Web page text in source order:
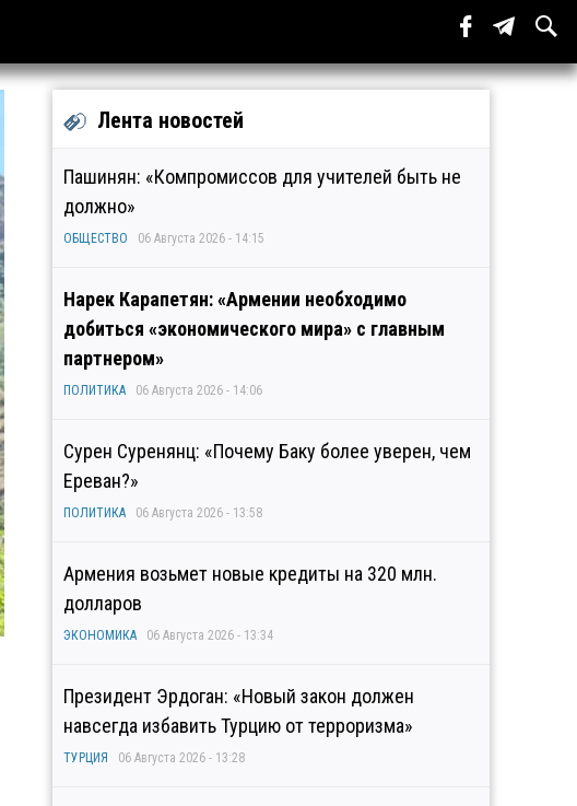
Лента новостей
Пашинян: «Компромиссов для учителей быть не
должно»
ОБЩЕСТВО 06 Августа 2026 - 14:15
Нарек Карапетян: «Армении необходимо
добиться «экономического мира» с главным
партнером»
ПОЛИТИКА 06 Августа 2026 - 14:06
Сурен Суренянц: «Почему Баку более уверен, чем
Ереван?»
ПОЛИТИКА 06 Августа 2026 - 13:58
Армения возьмет новые кредиты на 320 млн.
долларов
ЭКОНОМИКА 06 Августа 2026 - 13:34
Президент Эрдоган: «Новый закон должен
навсегда избавить Турцию от терроризма»
ТУРЦИЯ 06 Августа 2026 - 13:28